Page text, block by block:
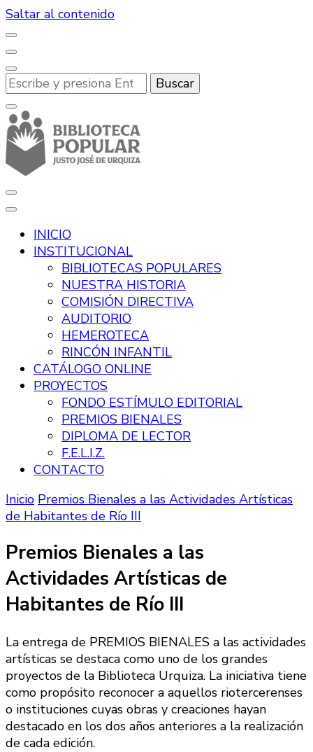
Saltar al contenido
¿Buscas
algo?
Biblioteca Popular Justo José de
Urquiza
INICIO
INSTITUCIONAL
BIBLIOTECAS POPULARES
NUESTRA HISTORIA
COMISIÓN DIRECTIVA
AUDITORIO
HEMEROTECA
RINCÓN INFANTIL
CATÁLOGO ONLINE
PROYECTOS
FONDO ESTÍMULO EDITORIAL
PREMIOS BIENALES
DIPLOMA DE LECTOR
F.E.L.I.Z.
CONTACTO
Inicio Premios Bienales a las Actividades Artísticas
de Habitantes de Río III
Premios Bienales a las
Actividades Artísticas de
Habitantes de Río III
La entrega de PREMIOS BIENALES a las actividades
artísticas se destaca como uno de los grandes
proyectos de la Biblioteca Urquiza. La iniciativa tiene
como propósito reconocer a aquellos riotercerenses
o instituciones cuyas obras y creaciones hayan
destacado en los dos años anteriores a la realización
de cada edición.